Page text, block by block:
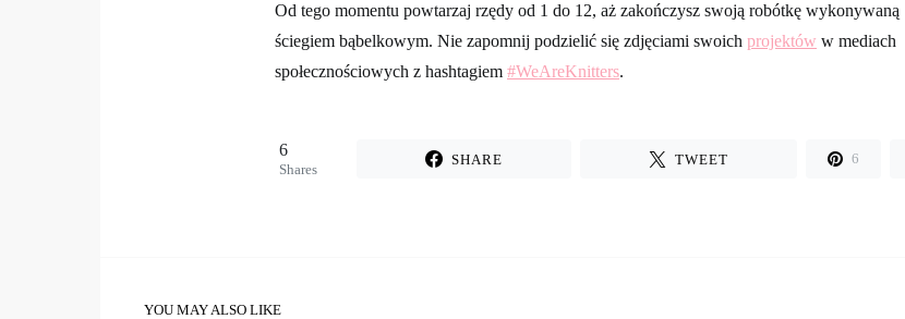
Od tego momentu powtarzaj rzędy od 1 do 12, aż zakończysz swoją robótkę wykonywaną
ściegiem bąbelkowym. Nie zapomnij podzielić się zdjęciami swoich projektów w mediach
społecznościowych z hashtagiem #WeAreKnitters.
6
Shares
SHARE TWEET 6
YOU MAY ALSO LIKE